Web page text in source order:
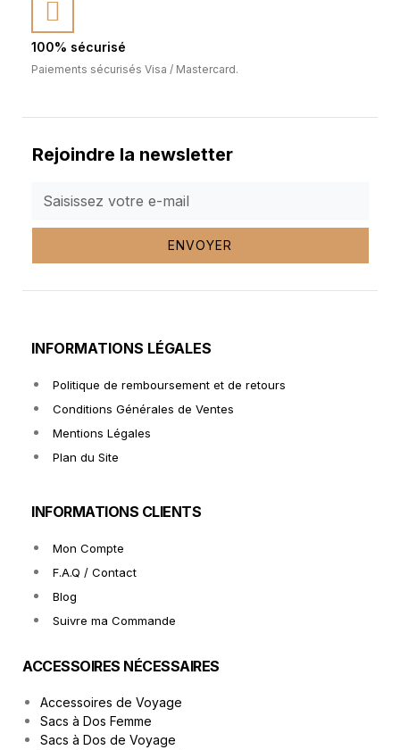
100% sécurisé
Paiements sécurisés Visa / Mastercard.
Rejoindre la newsletter
ENVOYER
INFORMATIONS LÉGALES
Politique de remboursement et de retours
Conditions Générales de Ventes
Mentions Légales
Plan du Site
INFORMATIONS CLIENTS
Mon Compte
F.A.Q / Contact
Blog
Suivre ma Commande
ACCESSOIRES NÉCESSAIRES
Accessoires de Voyage
Sacs à Dos Femme
Sacs à Dos de Voyage